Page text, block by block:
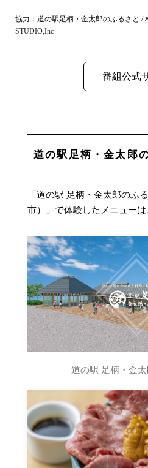
協力：道の駅足柄・金太郎のふるさと /
STUDIO,Inc
番組公式
道の駅足柄・金太郎
「道の駅 足柄・金太郎のふ
市）」で体験したメニューは
道の駅 足柄・金